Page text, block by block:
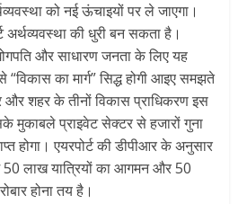
को नई ऊंचाइयों पर ले जाएगा।
की धुरी बन सकता है।
और साधारण जनता के लिए यह
“विकास का मार्ग” सिद्ध होगी आइए समझते
शहर के तीनों विकास प्राधिकरण इस
मुकाबले प्राइवेट सेक्टर से हजारों गुना
होगा। एयरपोर्ट की डीपीआर के अनुसार
लाख यात्रियों का आगमन और 50
होना तय है।